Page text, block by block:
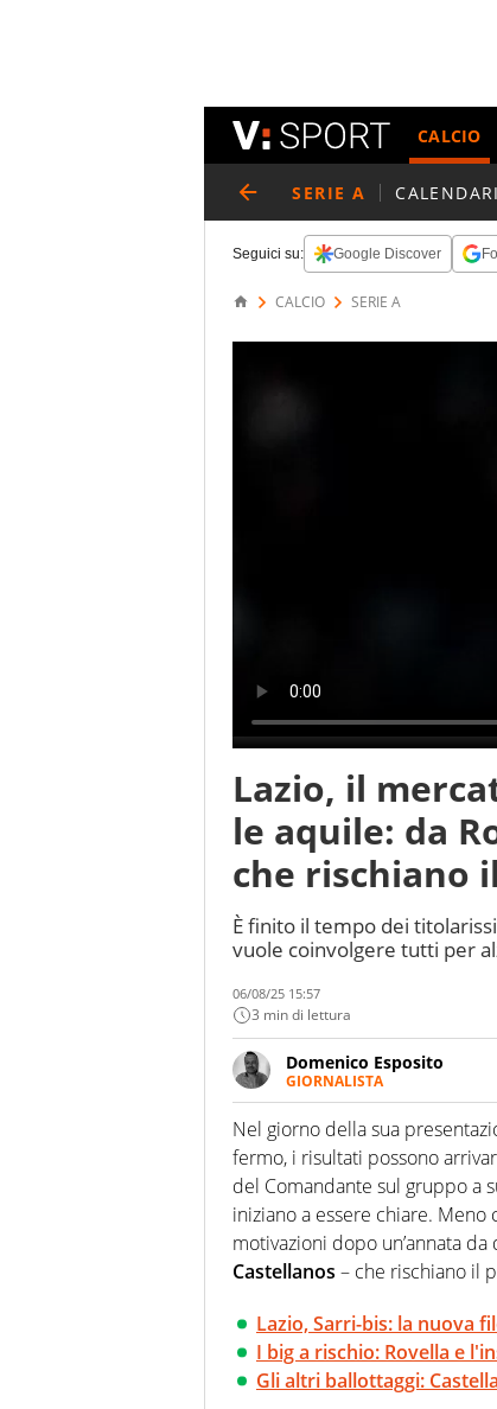
CALCIO
SERIE A
Seguici su: Google Discover
CALCIO SERIE A
Lazio, il
le aquile: da
che rischiano
È finito il tempo dei
vuole coinvolgere tutti per
06/08/25 15:57
3 min di lettura
Domenico Esposito
GIORNALISTA
Da vent’anni in campo e
Passione smisurata per il
guai a dirgli di no
Nel giorno della sua
fermo, i risultati possono
del Comandante sul gruppo a
iniziano a essere chiare. Meno
motivazioni dopo un’annata
Castellanos – che rischiano il
Lazio, Sarri-bis: la nuova
I big a rischio: Rovella e
Gli altri ballottaggi: